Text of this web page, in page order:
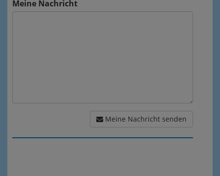
Meine Nachricht
Meine Nachricht senden